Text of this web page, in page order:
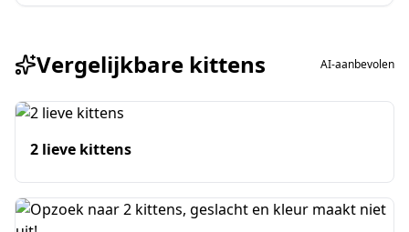
Vergelijkbare kittens AI-aanbevolen
2 lieve kittens